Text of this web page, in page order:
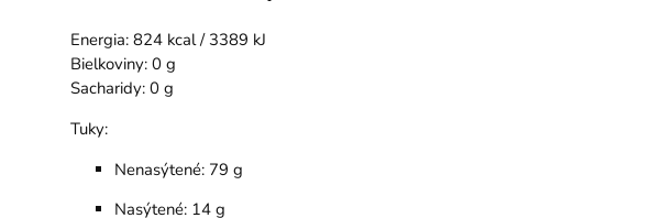
Energia: 824 kcal / 3389 kJ
Bielkoviny: 0 g
Sacharidy: 0 g
Tuky:
Nenasýtené: 79 g
Nasýtené: 14 g